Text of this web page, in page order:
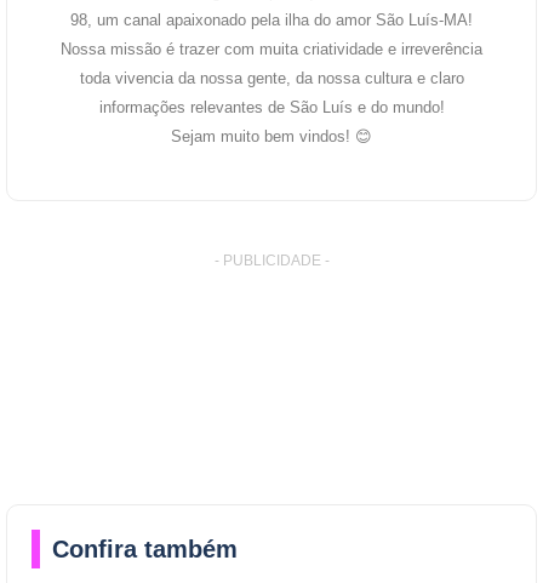
98, um canal apaixonado pela ilha do amor São Luís-MA!
Nossa missão é trazer com muita criatividade e irreverência
toda vivencia da nossa gente, da nossa cultura e claro
informações relevantes de São Luís e do mundo!
Sejam muito bem vindos! 😊
- PUBLICIDADE -
Confira também